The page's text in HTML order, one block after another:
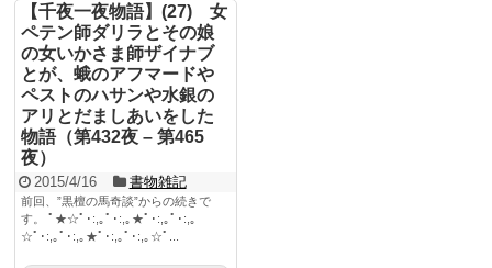
【千夜一夜物語】(27) 女
ペテン師ダリラとその娘
の女いかさま師ザイナブ
とが、蛾のアフマードや
ペストのハサンや水銀の
アリとだましあいをした
物語（第432夜 – 第465
夜）
2015/4/16 書物雑記
前回、”黒檀の馬奇談”からの続きで
す。 ﾟ★☆ﾟ･:,｡ﾟ･:,｡★ﾟ･:,｡ﾟ･:,｡
☆ﾟ･:,｡ﾟ･:,｡★ﾟ･:,｡ﾟ･:,｡☆ﾟ...